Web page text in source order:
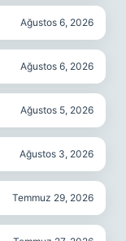
Ağustos 6, 2026
Ağustos 6, 2026
Ağustos 5, 2026
Ağustos 3, 2026
Temmuz 29, 2026